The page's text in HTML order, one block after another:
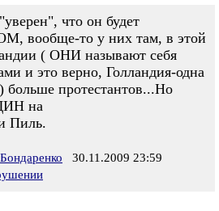
что он будет
вообще-то у них там, в этой
( ОНИ называют себя
и это верно, Голландия-одна
больше протестантов...Но
на
Пиль.
30.11.2009 23:59